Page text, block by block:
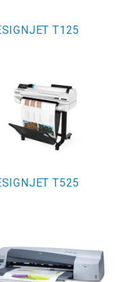
T125
T525